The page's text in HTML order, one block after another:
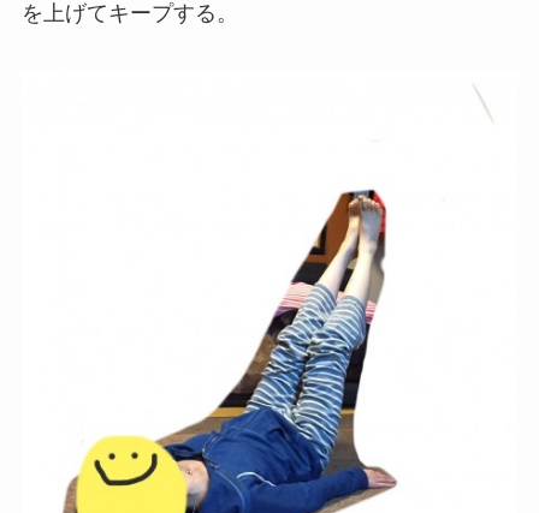
を上げてキープする。